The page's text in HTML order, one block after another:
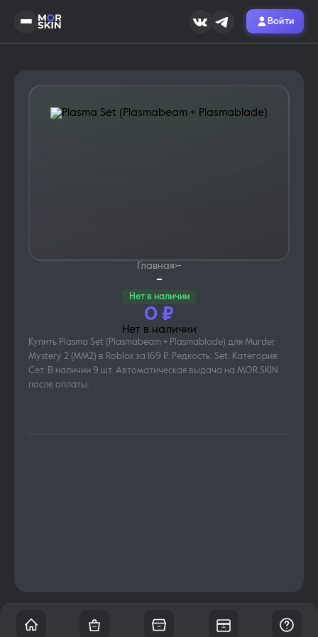
Войти
Главная›-
-
Нет в наличии
0 ₽
Нет в наличии
Купить Plasma Set (Plasmabeam + Plasmablade) для Murder
Mystery 2 (MM2) в Roblox за 169 ₽. Редкость: Set. Категория:
Сет. В наличии 9 шт. Автоматическая выдача на MOR.SKIN
после оплаты.